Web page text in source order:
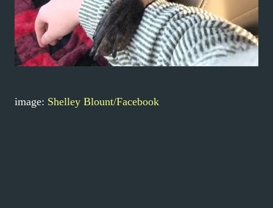
image: Shelley Blount/Facebook